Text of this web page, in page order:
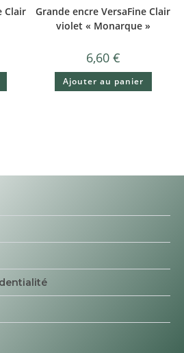
Clair
Grande encre VersaFine Clair
violet « Monarque »
6,60 €
Ajouter au panier